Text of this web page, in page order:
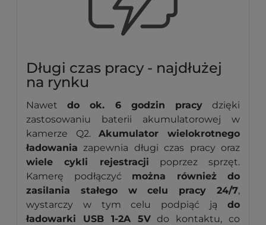
Długi czas pracy - najdłużej
na rynku
Nawetdo ok. 6 godzin pracydzięki
zastosowaniu baterii akumulatorowej w
kamerze Q2.Akumulator wielokrotnego
ładowania zapewnia długi czas pracy oraz
wiele cykli rejestracji poprzez sprzęt.
Kamerę podłączyć można również do
zasilania stałego w celu pracy 24/7,
wystarczy w tym celu podpiąć ją do
ładowarki USB 1-2A 5Vdo kontaktu, co